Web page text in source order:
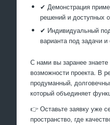
✔ Демонстрация
решений и доступных
✔ Индивидуальный
варианта под задачи
С нами вы заранее
возможности проекта. В
продуманный,
который объединяет
👉 Оставьте заявку уже
пространство, где